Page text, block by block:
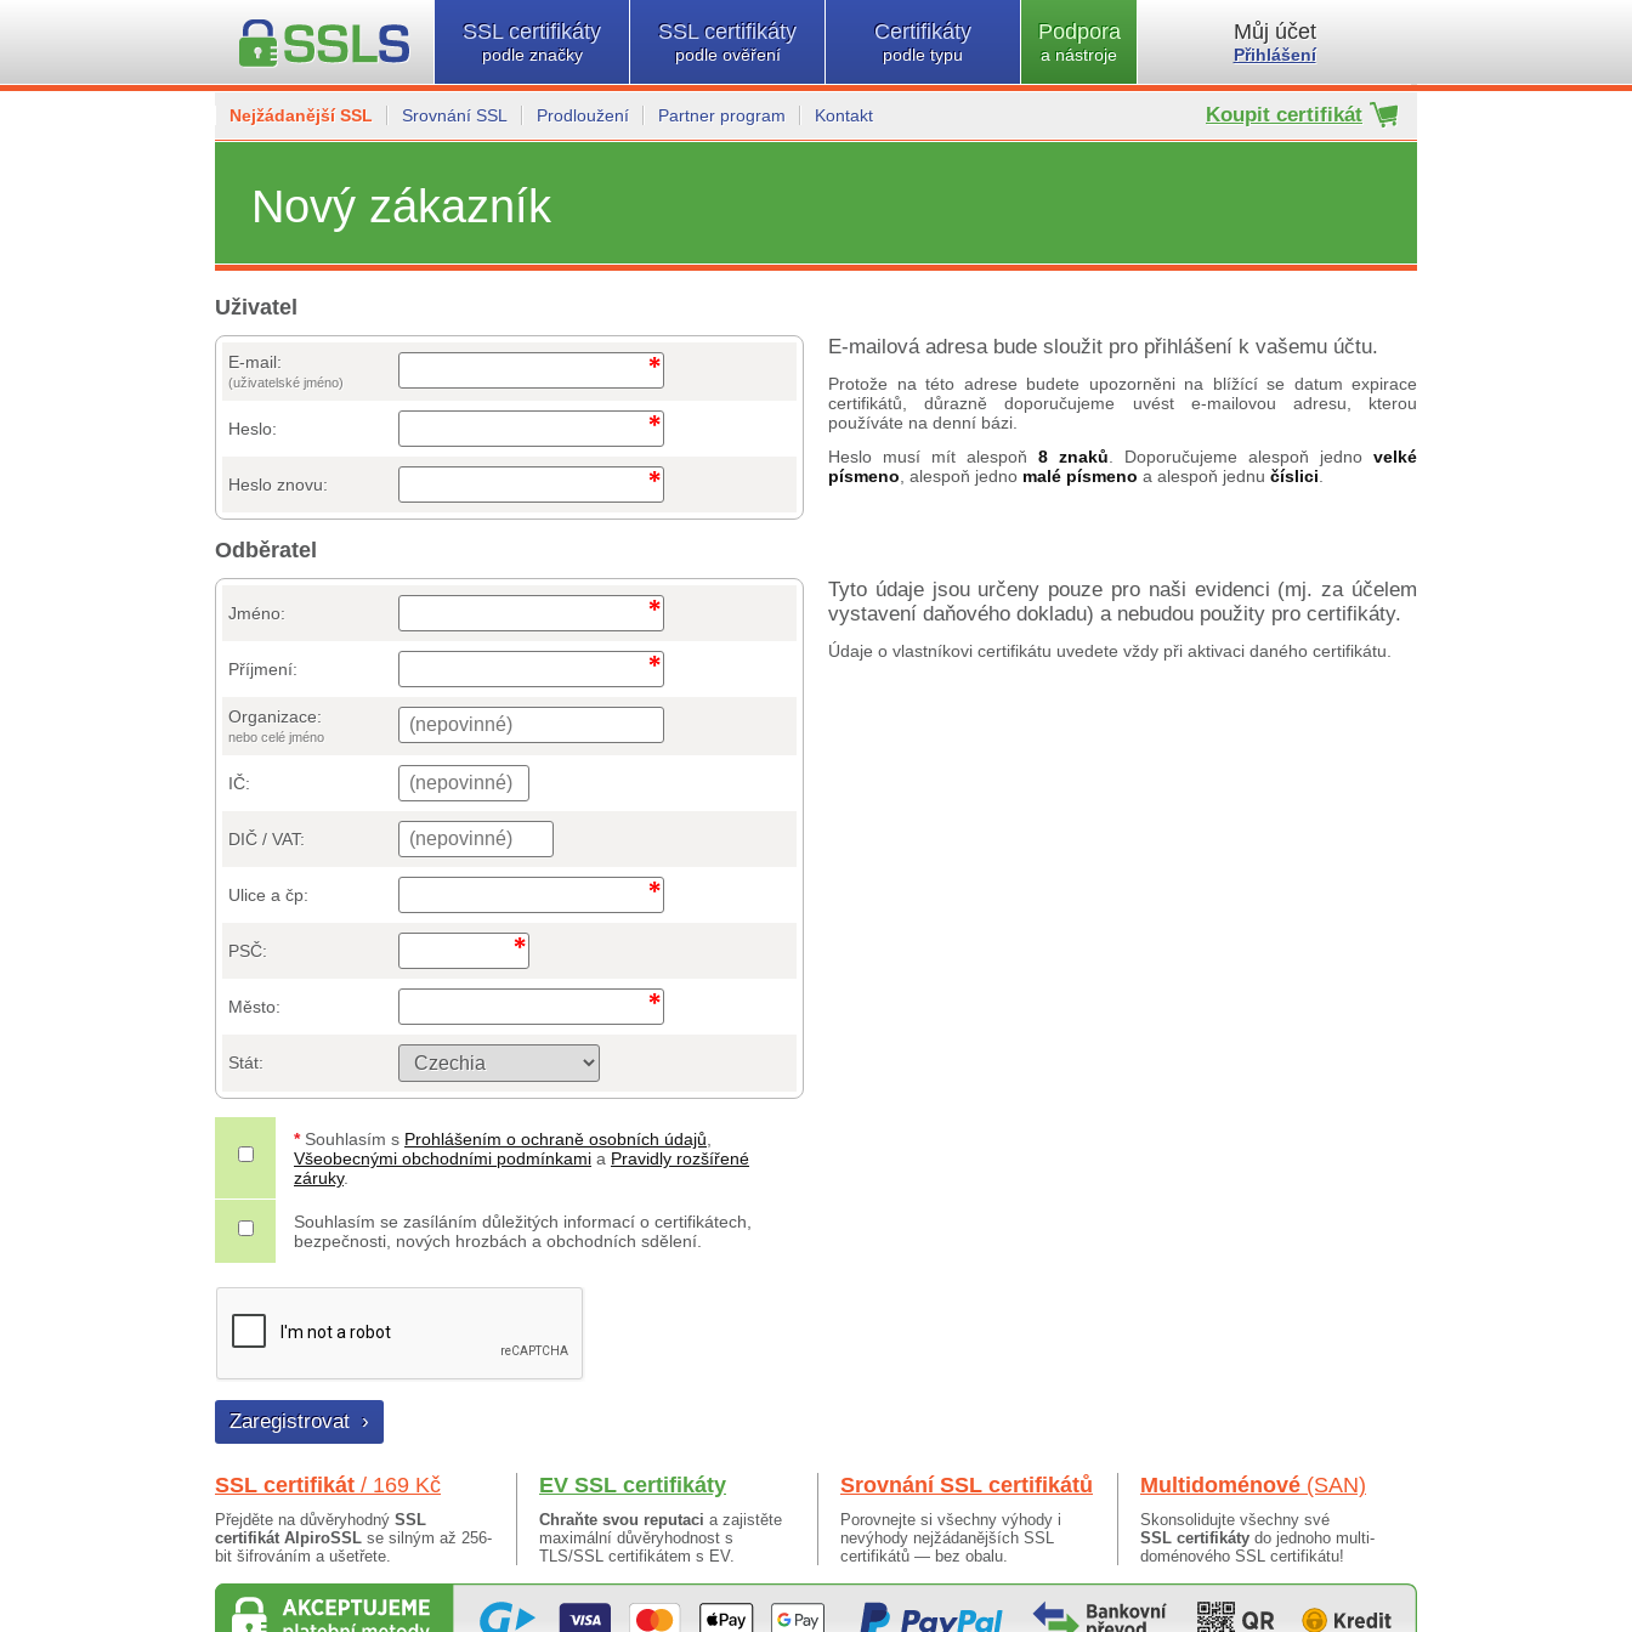
SSL certifikáty
podle značky
SSL certifikáty
podle ověření
Certifikáty
podle typu
Podpora
a nástroje
Můj účet
Přihlášení
Nejžádanější SSL Srovnání SSL Prodloužení Partner program Kontakt Koupit certifikát
Nový zákazník
Uživatel
E-mail:
(uživatelské jméno)
Heslo:
Heslo znovu:
E-mailová adresa bude sloužit pro přihlášení k vašemu účtu.
Protože na této adrese budete upozorněni na blížící se datum expirace
certifikátů, důrazně doporučujeme uvést e-mailovou adresu, kterou
používáte na denní bázi.
Heslo musí mít alespoň 8 znaků . Doporučujeme alespoň jedno velké
písmeno , alespoň jedno malé písmeno a alespoň jednu číslici
Odběratel
Jméno:
Příjmení:
Organizace:
nebo celé jméno
IČ:
DIČ / VAT:
Ulice a čp:
PSČ:
Město:
Stát:
* Souhlasím s Prohlášením o ochraně osobních údajů
Všeobecnými obchodními podmínkami a Pravidly rozšířené
záruky.
Souhlasím se zasíláním důležitých informací o certifikátech,
bezpečnosti, nových hrozbách a obchodních sdělení.
Tyto údaje jsou určeny pouze pro naši evidenci (mj. za účelem
vystavení daňového dokladu) a nebudou použity pro certifikáty.
Údaje o vlastníkovi certifikátu uvedete vždy při aktivaci daného certifikátu.
SSL certifikát / 169 Kč
Přejděte na důvěryhodný SSL
certifikát AlpiroSSL se silným až 256-
bit šifrováním a ušetřete.
EV SSL certifikáty
Chraňte svou reputaci a zajistěte
maximální důvěryhodnost s
TLS/SSL certifikátem s EV.
Srovnání SSL certifikátů
Porovnejte si všechny výhody i
nevýhody nejžádanějších SSL
certifikátů — bez obalu.
Multidoménové (SAN)
Skonsolidujte všechny své
SSL certifikáty do jednoho multi-
doménového SSL certifikátu!